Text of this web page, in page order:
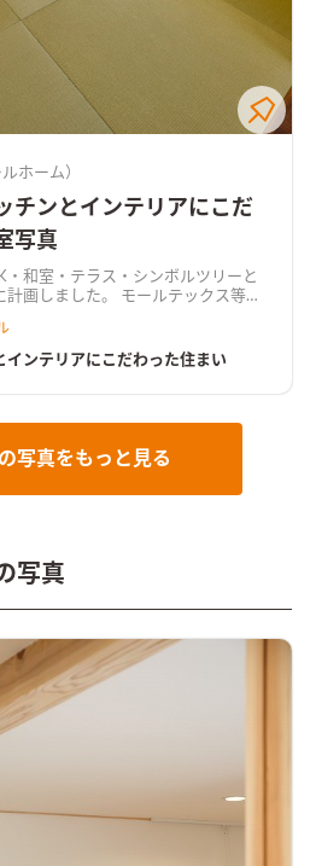
ホーム）
チンとインテリアにこだ
写真
和室・テラス・シンボルツリーと
。 モールテックス等の
。
インテリアにこだわった住まい
写真をもっと見る
写真